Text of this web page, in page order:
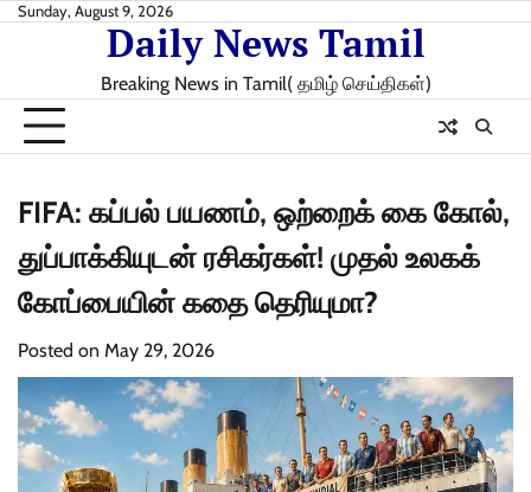
SkipSunday, August 9, 2026
Daily News Tamil
Breaking News in Tamil( தமிழ் செய்திகள்)
FIFA: கப்பல் பயணம், ஒற்றைக் கை கோல்,
துப்பாக்கியுடன் ரசிகர்கள்! முதல் உலகக்
கோப்பையின் கதை தெரியுமா?
Posted on May 29, 2026